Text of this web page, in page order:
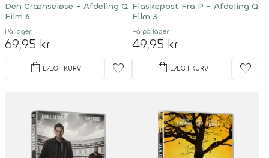
Den Grænseløse - Afdeling Q
Film 6
På lager
69,95 kr
shopping_bag LÆG I KURV favorite
Flaskepost Fra P - Afdeling Q
Film 3
Få på lager
49,95 kr
shopping_bag LÆG I KURV favorite